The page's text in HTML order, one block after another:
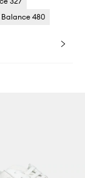
Balance 480